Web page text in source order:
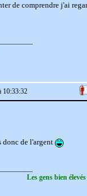
de comprendre j'ai
10:33:32
donc de l'argent
Les gens bien